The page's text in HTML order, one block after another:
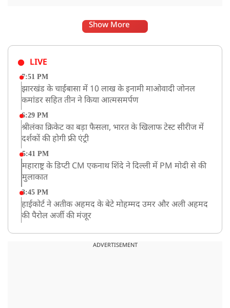
Show More
LIVE
7:51 PM
झारखंड के चाईबासा में 10 लाख के इनामी माओवादी जोनल
कमांडर सहित तीन ने किया आत्मसमर्पण
6:29 PM
श्रीलंका क्रिकेट का बड़ा फैसला, भारत के खिलाफ टेस्ट सीरीज में
दर्शकों की होगी फ्री एंट्री
5:41 PM
महाराष्ट्र के डिप्टी CM एकनाथ शिंदे ने दिल्ली में PM मोदी से की
मुलाकात
3:45 PM
हाईकोर्ट ने अतीक अहमद के बेटे मोहम्मद उमर और अली अहमद
की पैरोल अर्जी की मंजूर
CM योगी का सपा पर हमला, कहा- वोट बैंक की राजनीति ने
ADVERTISEMENT